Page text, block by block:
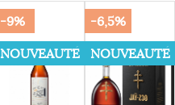
-9%
NOUVEAUTÉ
-6,5%
NOUVEAUTÉ